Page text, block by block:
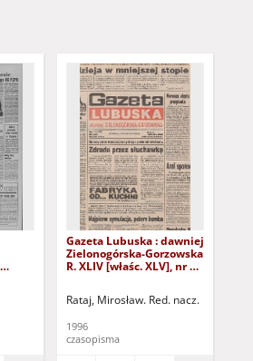
Gazeta Lubuska : dawniej
Zielonogórska-Gorzowska
R. XLIV [właśc. XLV], nr 52
Rataj, Mirosław. Red. nacz.
1996
czasopisma